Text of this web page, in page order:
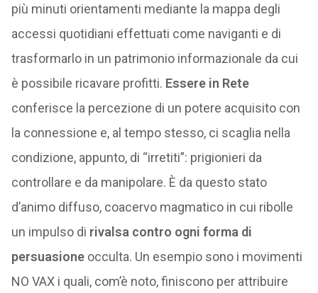
più minuti orientamenti mediante la mappa degli
accessi quotidiani effettuati come naviganti e di
trasformarlo in un patrimonio informazionale da cui
è possibile ricavare profitti. Essere in Rete
conferisce la percezione di un potere acquisito con
la connessione e, al tempo stesso, ci scaglia nella
condizione, appunto, di “irretiti”: prigionieri da
controllare e da manipolare. È da questo stato
d’animo diffuso, coacervo magmatico in cui ribolle
un impulso di rivalsa contro ogni forma di
persuasioneocculta. Un esempio sono i movimenti
NO VAX i quali, com’è noto, finiscono per attribuire